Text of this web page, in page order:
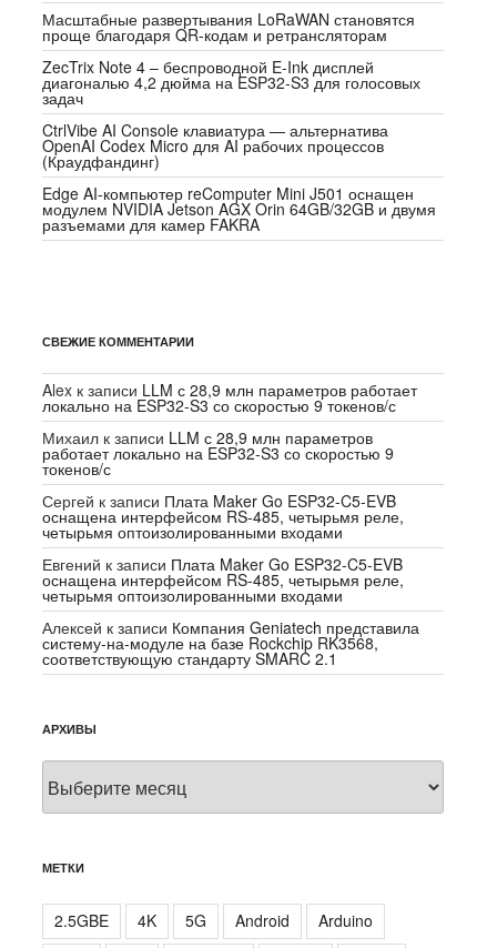
Масштабные развертывания LoRaWAN становятся
проще благодаря QR-кодам и ретрансляторам
ZecTrix Note 4 – беспроводной E-Ink дисплей
диагональю 4,2 дюйма на ESP32-S3 для голосовых
задач
CtrlVibe AI Console клавиатура — альтернатива
OpenAI Codex Micro для AI рабочих процессов
(Краудфандинг)
Edge AI-компьютер reComputer Mini J501 оснащен
модулем NVIDIA Jetson AGX Orin 64GB/32GB и двумя
разъемами для камер FAKRA
СВЕЖИЕ КОММЕНТАРИИ
Alex к записи LLM с 28,9 млн параметров работает
локально на ESP32-S3 со скоростью 9 токенов/с
Михаил к записи LLM с 28,9 млн параметров
работает локально на ESP32-S3 со скоростью 9
токенов/с
Сергей к записи Плата Maker Go ESP32-C5-EVB
оснащена интерфейсом RS-485, четырьмя реле,
четырьмя оптоизолированными входами
Евгений к записи Плата Maker Go ESP32-C5-EVB
оснащена интерфейсом RS-485, четырьмя реле,
четырьмя оптоизолированными входами
Алексей к записи Компания Geniatech представила
систему-на-модуле на базе Rockchip RK3568,
соответствующую стандарту SMARC 2.1
АРХИВЫ
Архивы
МЕТКИ
2.5GBE 4K 5G Android
Arduino